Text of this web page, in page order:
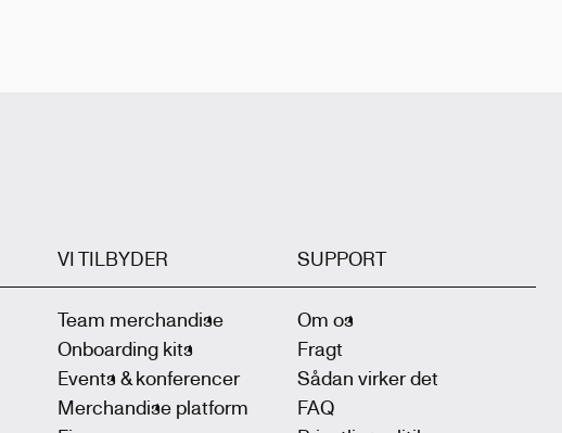
VI TILBYDER
Team merchandise
Onboarding kits
Events & konferencer
Merchandise platform
SUPPORT
Om os
Fragt
Sådan virker det
FAQ